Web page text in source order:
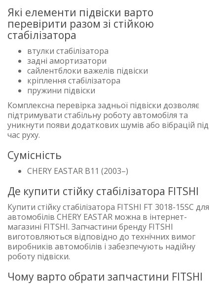
Які елементи підвіски варто
перевірити разом зі стійкою
стабілізатора
втулки стабілізатора
задні амортизатори
сайлентблоки важелів підвіски
кріплення стабілізатора
пружини підвіски
Комплексна перевірка задньої підвіски дозволяє
підтримувати стабільну роботу автомобіля та
уникнути появи додаткових шумів або вібрацій під
час руху.
Сумісність
CHERY EASTAR B11 (2003–)
Де купити стійку стабілізатора FITSHI
Купити стійку стабілізатора FITSHI FT 3018-15SC для
автомобілів CHERY EASTAR можна в інтернет-
магазині FITSHI. Запчастини бренду FITSHI
виготовляються відповідно до технічних вимог
виробників автомобілів і забезпечують надійну
роботу підвіски.
Чому варто обрати запчастини FITSHI